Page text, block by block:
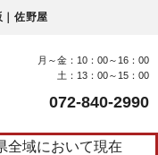
佐野屋
月～金：10：00～16：00
土：13：00～15：00
072-840-2990
全域において現在